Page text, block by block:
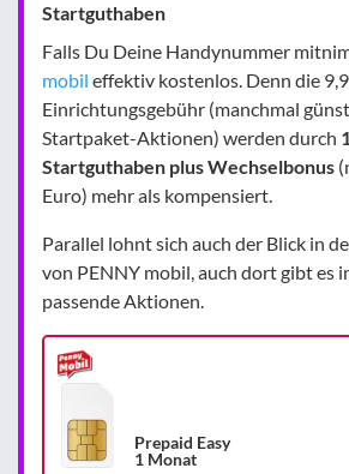
Startguthaben
Falls Du Deine Handynummer
mobil effektiv kostenlos. Denn die
Einrichtungsgebühr (manchmal
Startpaket-Aktionen) werden durch
Startguthaben plus Wechselbonus
Euro) mehr als kompensiert.
Parallel lohnt sich auch der Blick in
von PENNY mobil, auch dort gibt es
passende Aktionen.
Prepaid Easy
1 Monat